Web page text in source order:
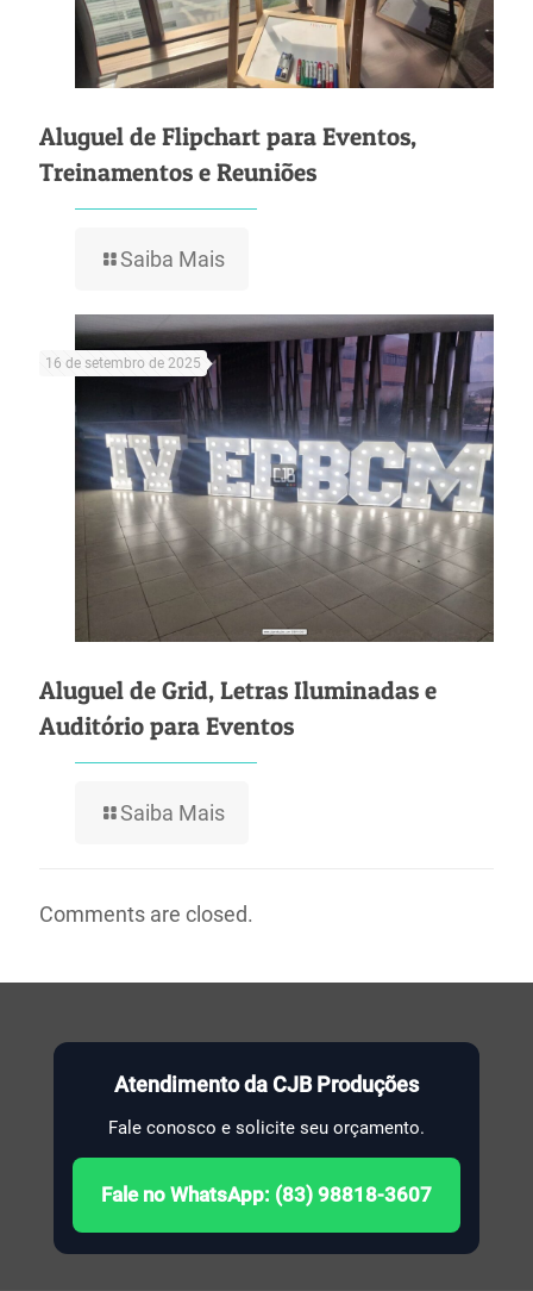
Aluguel de Flipchart para Eventos,
Treinamentos e Reuniões
Saiba Mais
16 de setembro de 2025
Aluguel de Grid, Letras Iluminadas e
Auditório para Eventos
Saiba Mais
Comments are closed.
Atendimento da CJB Produções
Fale conosco e solicite seu orçamento.
Fale no WhatsApp: (83) 98818-3607